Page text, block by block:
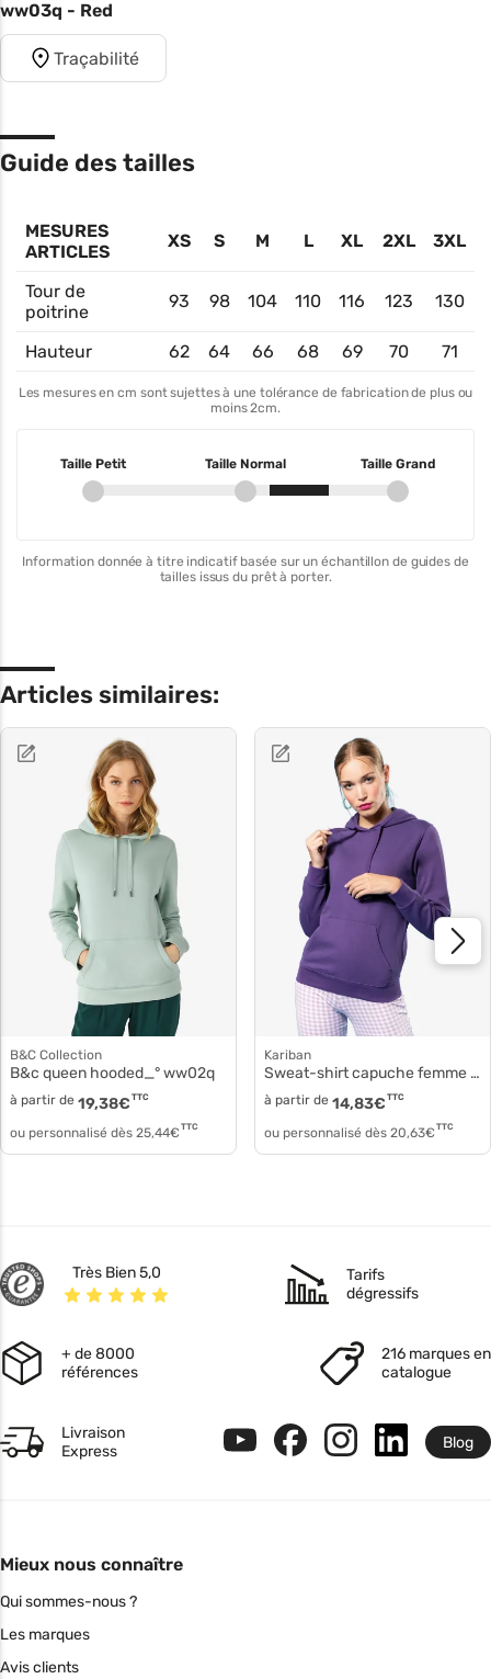
ww03q - Red
Traçabilité
Guide des tailles
MESURES
ARTICLES
XS S M L XL 2XL 3XL
Tour de
poitrine
93 98 104 110 116 123 130
Hauteur 62 64 66 68 69 70 71
Les mesures en cm sont sujettes à une tolérance de fabrication de plus ou
moins 2cm.
Taille Petit Taille Normal Taille Grand
Information donnée à titre indicatif basée sur un échantillon de guides de
tailles issus du prêt à porter.
Articles similaires:
B&C Collection
B&c queen hooded_° ww02q
à partir de 19,38€ TTC
ou personnalisé dès 25,44€ TTC
Kariban
Sweat-shirt capuche femme ka-k473
à partir de 14,83€ TTC
ou personnalisé dès 20,63€ TTC
Très Bien 5,0
Tarifs
dégressifs
+ de 8000
références
216 marques en
catalogue
Livraison
Express
Blog
Mieux nous connaître
Qui sommes-nous ?
Les marques
Avis clients